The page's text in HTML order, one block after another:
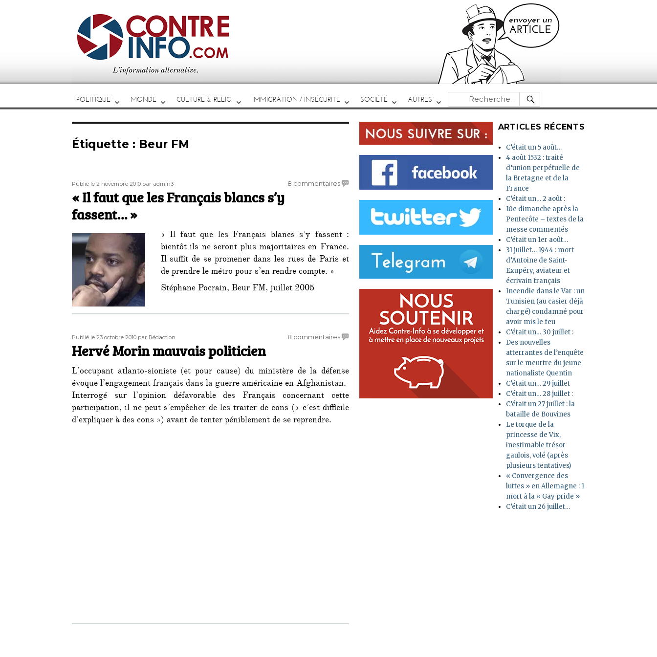
POLITIQUE MONDE CULTURE & RELIG. IMMIGRATION / INSÉCURITÉ SOCIÉTÉ AUTRES
Recherche
pour :
RECHERCHE
Étiquette : Beur FM
Publié
Publié le 2 novembre 2010 Auteur
par admin3 8 commentairessur
Français
blancs
s’y
« Il faut que les Français blancs s’y
fassent… »
« Il faut que les Français blancs s’y fassent :
bientôt ils ne seront plus majoritaires en France.
Il suffit de se promener dans les rues de Paris et
de prendre le métro pour s’en rendre compte. »
Stéphane Pocrain, Beur FM, juillet 2005
Publié
le
Publié le 23 octobre 2010 Auteur
par Rédaction 8 commentairessur
Hervé Morin mauvais politicien
L’occupant atlanto-sioniste (et pour cause) du ministère de la défense
évoque l’engagement français dans la guerre américaine en Afghanistan.
Interrogé sur l’opinion défavorable des Français concernant cette
participation, il ne peut s’empêcher de les traiter de cons (« c’est difficile
d’expliquer à des cons ») avant de tenter péniblement de se reprendre.
ARTICLES RÉCENTS
C’était un 5 août…
4 août 1532 : traité
d’union perpétuelle de
la Bretagne et de la
France
C’était un… 2 août :
10e dimanche après la
Pentecôte – textes de la
messe commentés
C’était un 1er août…
31 juillet… 1944 : mort
d’Antoine de Saint-
Exupéry, aviateur et
écrivain français
Incendie dans le Var : un
Tunisien (au casier déjà
chargé) condamné pour
avoir mis le feu
C’était un… 30 juillet :
Des nouvelles
atterrantes de l’enquête
sur le meurtre du jeune
nationaliste Quentin
C’était un… 29 juillet
C’était un… 28 juillet :
C’était un 27 juillet : la
bataille de Bouvines
Le torque de la
princesse de Vix,
inestimable trésor
gaulois, volé (après
plusieurs tentatives)
« Convergence des
luttes » en Allemagne : 1
mort à la « Gay pride »
C’était un 26 juillet…